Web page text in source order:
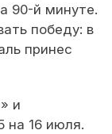
90-й минуте.
победу: в
принес
и
на 16 июля.